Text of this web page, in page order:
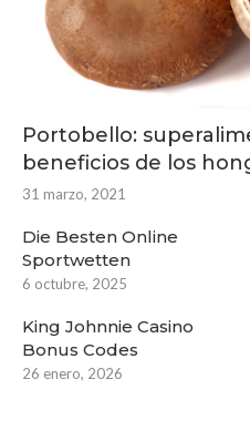
Portobello:
beneficios de los
31 marzo, 2021
Die Besten Online
Sportwetten
6 octubre, 2025
King Johnnie Casino
Bonus Codes
26 enero, 2026